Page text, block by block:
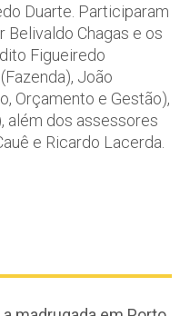
Duarte. Participaram
Belivaldo Chagas e os
Figueiredo
João
Orçamento e Gestão),
além dos assessores
e Ricardo Lacerda.